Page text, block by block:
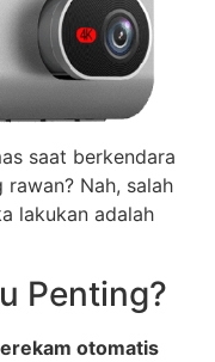
saat berkendara
Nah, salah
lakukan adalah
Penting?
otomatis